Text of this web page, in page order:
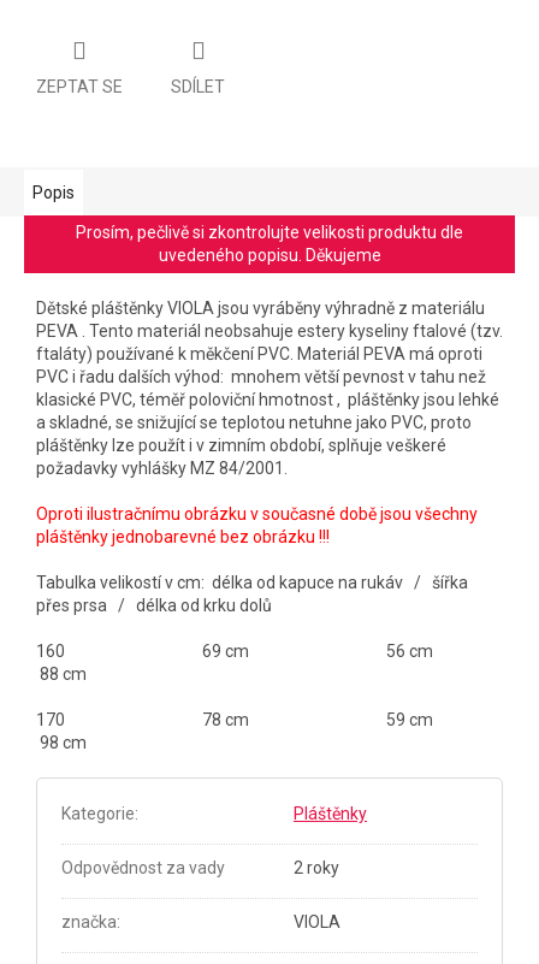
ZEPTAT SE SDÍLET
Popis
Prosím, pečlivě si zkontrolujte velikosti produktu dle
uvedeného popisu. Děkujeme
Dětské pláštěnky VIOLA jsou vyráběny výhradně z materiálu
PEVA . Tento materiál neobsahuje estery kyseliny ftalové (tzv.
ftaláty) používané k měkčení PVC. Materiál PEVA má oproti
PVC i řadu dalších výhod: mnohem větší pevnost v tahu než
klasické PVC, téměř poloviční hmotnost , pláštěnky jsou lehké
a skladné, se snižující se teplotou netuhne jako PVC, proto
pláštěnky lze použít i v zimním období, splňuje veškeré
požadavky vyhlášky MZ 84/2001.
Oproti ilustračnímu obrázku v současné době jsou všechny
pláštěnky jednobarevné bez obrázku !!!
Tabulka velikostí v cm: délka od kapuce na rukáv / šířka
přes prsa / délka od krku dolů
160 69 cm 56 cm
88 cm
170 78 cm 59 cm
98 cm
Kategorie: Pláštěnky
Odpovědnost za vady 2 roky
značka: VIOLA